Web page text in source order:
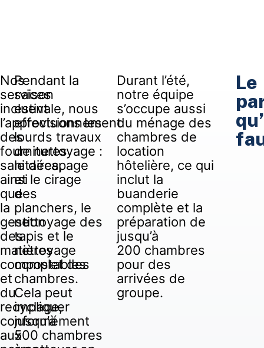
Nos
services
incluent
l’approvisionnement
des
fournitures
sanitaires,
ainsi
que
la
gestion
des
matières
compostables
et
du
recyclage,
conformément
aux
Pendant la
saison
estivale, nous
effectuons les
lourds travaux
de nettoyage :
le décapage
et le cirage
des
planchers, le
nettoyage des
tapis et le
nettoyage
complet des
chambres.
Cela peut
impliquer
jusqu’à
500 chambres
Durant l’été,
notre équipe
s’occupe aussi
du ménage des
chambres de
location
hôtelière, ce qui
inclut la
buanderie
complète et la
préparation de
jusqu’à
200 chambres
pour des
arrivées de
groupe.
Le